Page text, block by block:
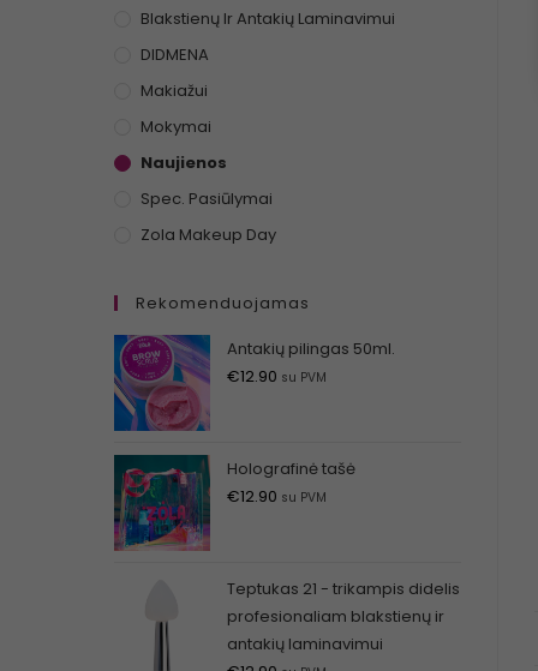
Blakstienų Ir Antakių Laminavimui
DIDMENA
Makiažui
Mokymai
Naujienos
Spec. Pasiūlymai
Zola Makeup Day
Rekomenduojamas
Antakių pilingas 50ml.
€12.90 su PVM
Holografinė tašė
€12.90 su PVM
Teptukas 21 - trikampis didelis
profesionaliam blakstienų ir
antakių laminavimui